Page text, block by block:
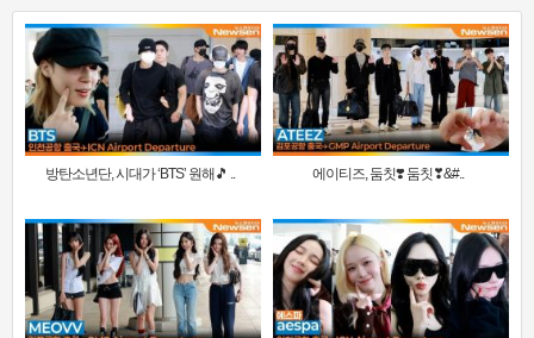
방탄소년단, 시대가 ‘BTS’ 원해🎵 .. 에이티즈, 둠칫❣️ 둠칫❣&#..